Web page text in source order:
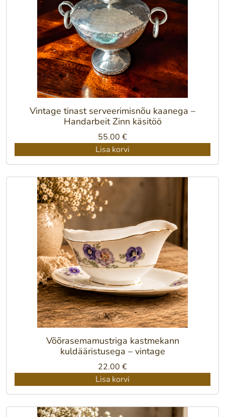
Vintage tinast serveerimisnõu kaanega –
Handarbeit Zinn käsitöö
55.00 €
Lisa korvi
Võõrasemamustriga kastmekann
kuldääristusega – vintage
22.00 €
Lisa korvi